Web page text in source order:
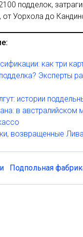
подделок,
Уорхола до
как три
Эксперты
истории
в австралийском
возвращенные
Подпольная